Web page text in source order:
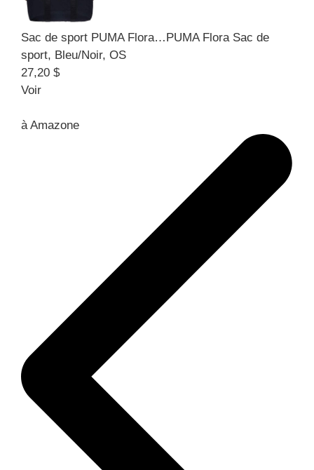
Sac de sport PUMA Flora…PUMA Flora Sac de
sport, Bleu/Noir, OS
27,20 $
Voir
àAmazone